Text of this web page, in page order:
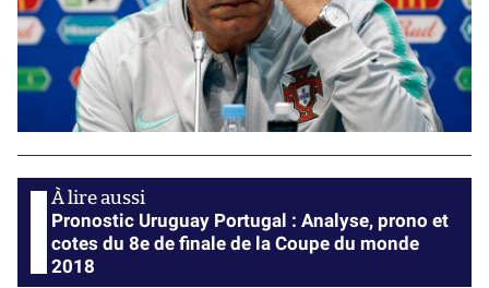
Pronostic Uruguay Portugal : Analyse, prono et
cotes du 8e de finale de la Coupe du monde
2018